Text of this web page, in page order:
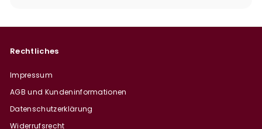
Rechtliches
Impressum
AGB und Kundeninformationen
Datenschutzerklärung
Widerrufsrecht